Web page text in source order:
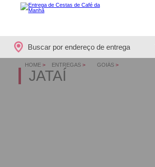
Buscar por endereço de entrega
HOME> ENTREGAS> GOIÁS>
JATAÍ